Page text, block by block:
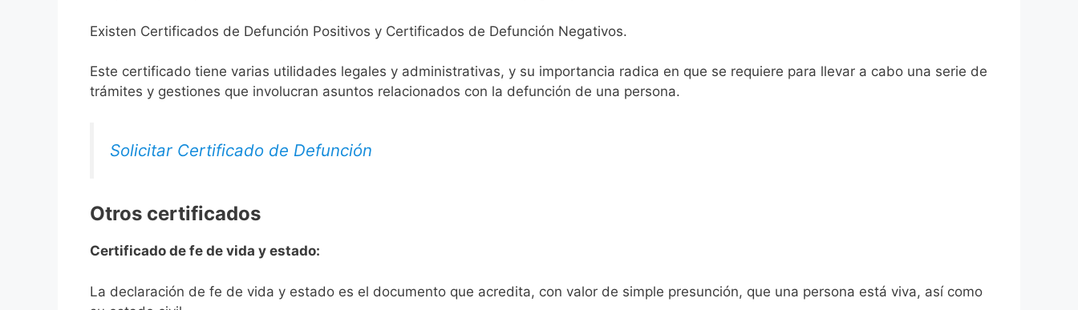
Existen Certificados de Defunción Positivos y Certificados de Defunción Negativos.
Este certificado tiene varias utilidades legales y administrativas, y su importancia radica en que se requiere para llevar a cabo una serie de
trámites y gestiones que involucran asuntos relacionados con la defunción de una persona.
Solicitar Certificado de Defunción
Otros certificados
Certificado de fe de vida y estado:
La declaración de fe de vida y estado es el documento que acredita, con valor de simple presunción, que una persona está viva, así como